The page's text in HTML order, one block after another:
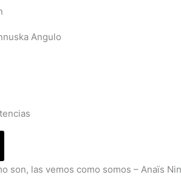
Angulo
son, las vemos como somos – Anaïs Nin